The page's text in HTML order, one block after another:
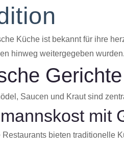
Küche ist bekannt für ihre
hinweg weitergegeben wurden.
Saucen und Kraut sind
mit
Restaurants bieten traditionelle